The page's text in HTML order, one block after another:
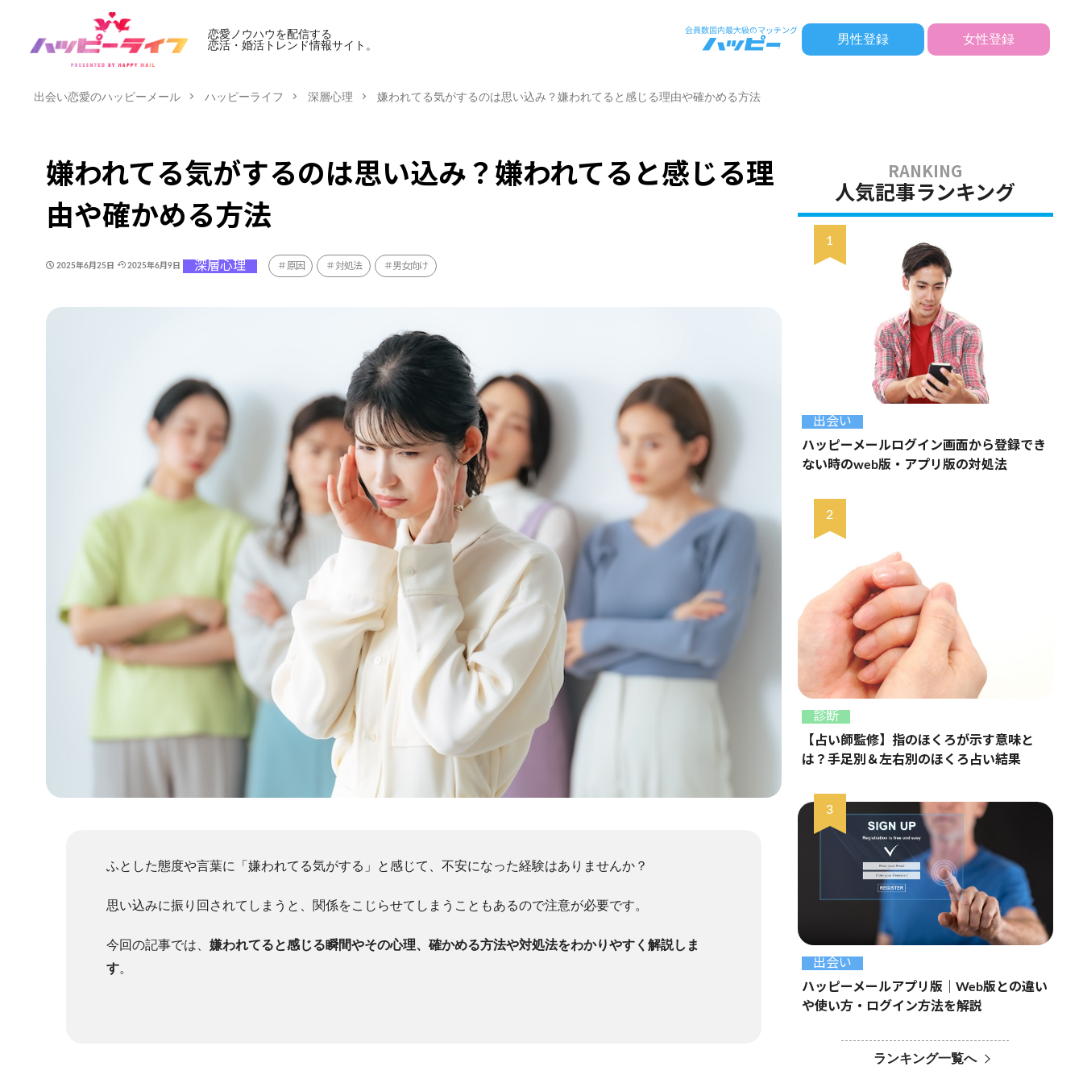
恋愛ノウハウを配信する
恋活・婚活トレンド情報サイト。
男性登録 女性登録
出会い恋愛のハッピーメール ハッピーライフ 深層心理 嫌われてる気がするのは思い込み？嫌われてると感じる理由や確かめる方法
嫌われてる気がするのは思い込み？嫌われてると感じる理
由や確かめる方法
2025年6月25日 2025年6月9日 深層心理 原因 対処法 男女向け
ふとした態度や言葉に「嫌われてる気がする」と感じて、不安になった経験はありませんか？
思い込みに振り回されてしまうと、関係をこじらせてしまうこともあるので注意が必要です。
今回の記事では、 嫌われてると感じる瞬間やその心理、確かめる方法や対処法をわかりやすく解説しま
す。
人気記事ランキング
出会い
ハッピーメールログイン画面から登録でき
ない時のweb版・アプリ版の対処法
診断
【占い師監修】指のほくろが示す意味と
は？手足別＆左右別のほくろ占い結果
出会い
ハッピーメールアプリ版｜Web版との違い
や使い方・ログイン方法を解説
ランキング一覧へ